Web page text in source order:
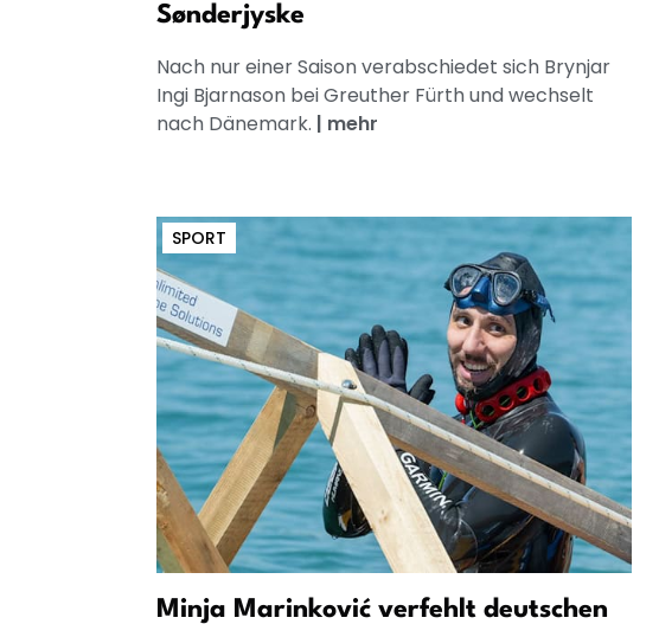
Sønderjyske
Nach nur einer Saison verabschiedet sich Brynjar
Ingi Bjarnason bei Greuther Fürth und wechselt
nach Dänemark. | mehr
SPORT
Minja Marinković verfehlt deutschen